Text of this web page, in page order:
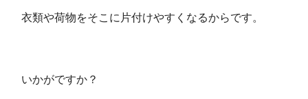
衣類や荷物をそこに片付けやすくなるからです。
いかがですか？